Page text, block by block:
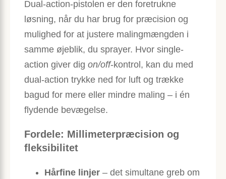
Dual-action-pistolen er den foretrukne
løsning, når du har brug for præcision og
mulighed for at justere malingmængden i
samme øjeblik, du sprayer. Hvor single-
action giver dig on/off-kontrol, kan du med
dual-action trykke ned for luft og trække
bagud for mere eller mindre maling – i én
flydende bevægelse.
Fordele: Millimeterpræcision og
fleksibilitet
Hårfine linjer – det simultane greb om